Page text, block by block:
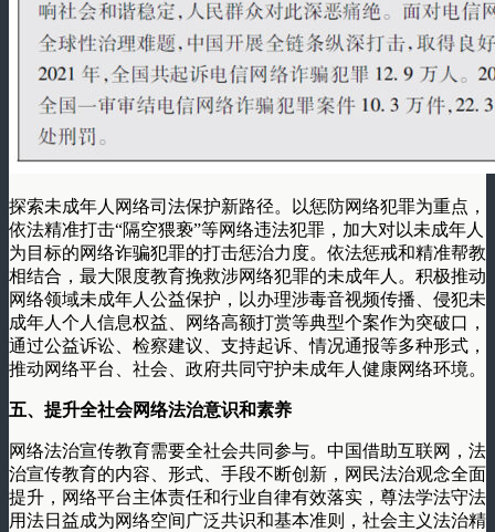
探索未成年人网络司法保护新路径。以惩防网络犯罪为重点，
依法精准打击“隔空猥亵”等网络违法犯罪，加大对以未成年人
为目标的网络诈骗犯罪的打击惩治力度。依法惩戒和精准帮教
相结合，最大限度教育挽救涉网络犯罪的未成年人。积极推动
网络领域未成年人公益保护，以办理涉毒音视频传播、侵犯未
成年人个人信息权益、网络高额打赏等典型个案作为突破口，
通过公益诉讼、检察建议、支持起诉、情况通报等多种形式，
推动网络平台、社会、政府共同守护未成年人健康网络环境。
五、提升全社会网络法治意识和素养
网络法治宣传教育需要全社会共同参与。中国借助互联网，法
治宣传教育的内容、形式、手段不断创新，网民法治观念全面
提升，网络平台主体责任和行业自律有效落实，尊法学法守法
用法日益成为网络空间广泛共识和基本准则，社会主义法治精